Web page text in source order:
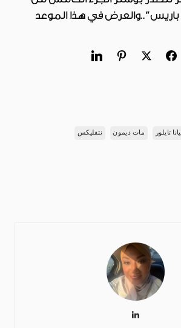
في هذا الموعد
تايلور مات ديمون نتفليكس